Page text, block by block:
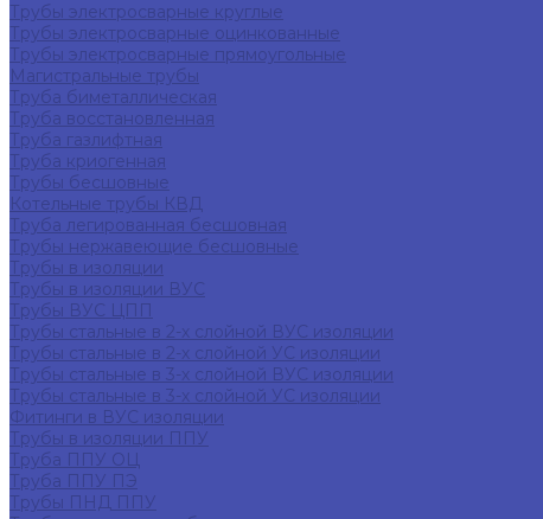
Трубы электросварные круглые
Трубы электросварные оцинкованные
Трубы электросварные прямоугольные
Магистральные трубы
Труба биметаллическая
Труба восстановленная
Труба газлифтная
Труба криогенная
Трубы бесшовные
Котельные трубы КВД
Труба легированная бесшовная
Трубы нержавеющие бесшовные
Трубы в изоляции
Трубы в изоляции ВУС
Трубы ВУС ЦПП
Трубы стальные в 2-х слойной ВУС изоляции
Трубы стальные в 2-х слойной УС изоляции
Трубы стальные в 3-х слойной ВУС изоляции
Трубы стальные в 3-х слойной УС изоляции
Фитинги в ВУС изоляции
Трубы в изоляции ППУ
Труба ППУ ОЦ
Труба ППУ ПЭ
Трубы ПНД ППУ